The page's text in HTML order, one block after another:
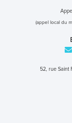
(appel local du
52, rue Saint